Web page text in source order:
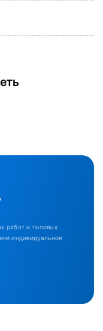
работ и типовых
индивидуальное